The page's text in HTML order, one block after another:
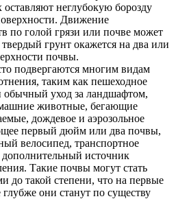
неглубокую борозду
Движение
по голой грязи или почве может
грунт окажется на два или
почвы.
подвергаются многим видам
таким как пешеходное
обычный уход за ландшафтом,
животные, бегающие
дождевое и аэрозольное
первый дюйм или два почвы,
велосипед, транспортное
дополнительный источник
Такие почвы могут стать
до такой степени, что на первые
они станут по существу